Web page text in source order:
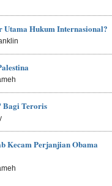
Utama Hukum Internasional?
Bagi Teroris
Kecam Perjanjian Obama